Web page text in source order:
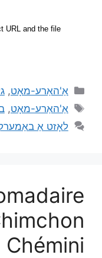
אַ'האַרע-מאָט,
אַ'האַרע-מאָט,
לאָזט אַ